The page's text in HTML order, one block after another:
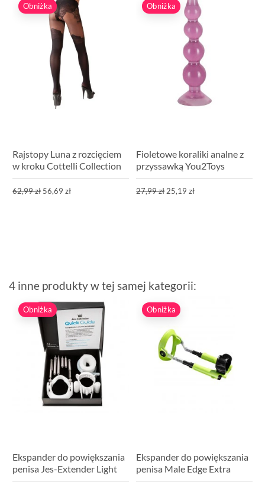
Obniżka
Rajstopy Luna z rozcięciem
w kroku Cottelli Collection
62,99 zł 56,69 zł
Obniżka
Fioletowe koraliki analne z
przyssawką You2Toys
27,99 zł 25,19 zł
4 inne produkty w tej samej kategorii:
Obniżka
Ekspander do powiększania
penisa Jes-Extender Light
Obniżka
Ekspander do powiększania
penisa Male Edge Extra